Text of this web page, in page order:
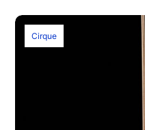
Cirque